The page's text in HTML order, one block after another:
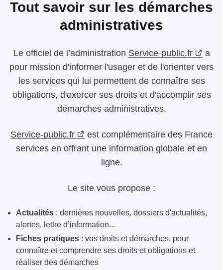
Tout savoir sur les démarches
administratives
Le officiel de l’administration Service-public.fr
a
pour mission d'informer l'usager et de l'orienter vers
les services qui lui permettent de connaître ses
obligations, d'exercer ses droits et d'accomplir ses
démarches administratives.
Service-public.fr
est complémentaire des France
services en offrant une information globale et en
ligne.
Le site vous propose :
Actualités : dernières nouvelles, dossiers d'actualités,
alertes, lettre d’information...
Fiches pratiques : vos droits et démarches, pour
connaître et comprendre ses droits et obligations et
réaliser des démarches